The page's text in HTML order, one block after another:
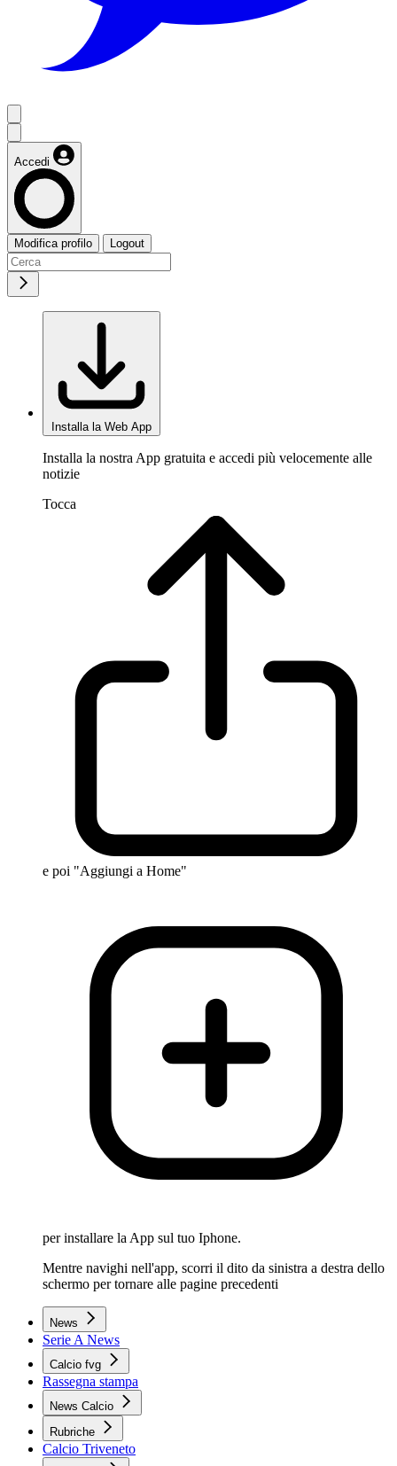
Accedi
Modifica profilo Logout
Installa la Web App
Installa la nostra App gratuita e accedi più velocemente alle
notizie
Tocca
e poi "Aggiungi a Home"
per installare la App sul tuo Iphone.
Mentre navighi nell'app, scorri il dito da sinistra a destra dello
schermo per tornare alle pagine precedenti
News
Serie A News
Calcio fvg
Rassegna stampa
News Calcio
Rubriche
Calcio Triveneto